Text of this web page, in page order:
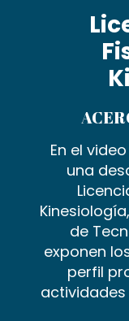
En el
una
de
exponen
perfil